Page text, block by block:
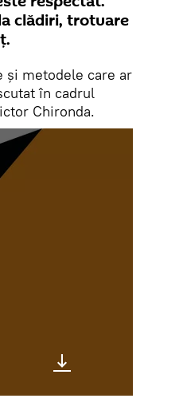
clădiri, trotuare
și metodele care ar
în cadrul
Chironda.